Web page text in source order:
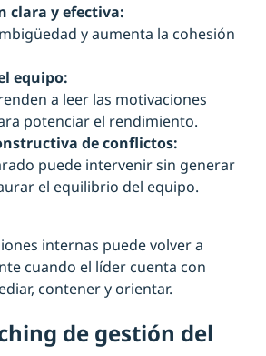
clara y efectiva:
y aumenta la cohesión
equipo:
a leer las motivaciones
potenciar el rendimiento.
de conflictos:
puede intervenir sin generar
el equilibrio del equipo.
internas puede volver a
cuando el líder cuenta con
contener y orientar.
de gestión del